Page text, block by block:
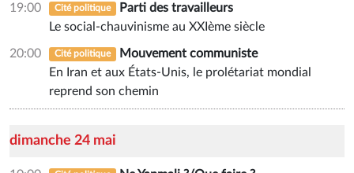
19:00 Cité politique
Parti des travailleurs
Le social-chauvinisme au XXIème siècle
20:00 Cité politique
Mouvement communiste
En Iran et aux États-Unis, le prolétariat mondial
reprend son chemin
dimanche 24 mai